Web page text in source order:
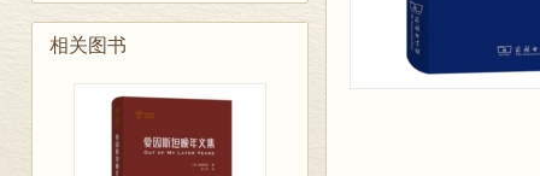
相关图书